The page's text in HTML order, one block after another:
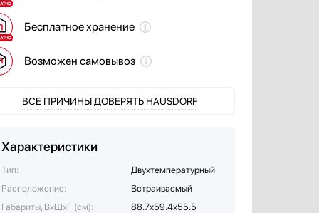
Бесплатное хранение
Возможен самовывоз
ВСЕ ПРИЧИНЫ ДОВЕРЯТЬ HAUSDORF
Характеристики
Тип:
Двухтемпературный
Расположение:
Встраиваемый
Габариты, ВхШхГ (см):
88.7x59.4x55.5